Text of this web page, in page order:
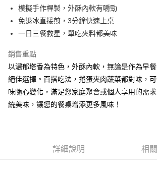
冷凍宅配
每筆NT$245，滿NT$1,199(含以上)免運費
模擬手作桿製，外酥內軟有嚼勁
免退冰直接煎，3分鐘快速上桌
一日三餐救星，單吃夾料都美味
銷售重點
以濃郁塔香為特色，外酥內軟，無論是作為早
絕佳選擇。百搭吃法，捲蛋夾肉蔬菜都對味，
味隨心變化，滿足您家庭聚會或個人享用的需
統美味，讓您的餐桌增添更多風味！
詳細說明 相